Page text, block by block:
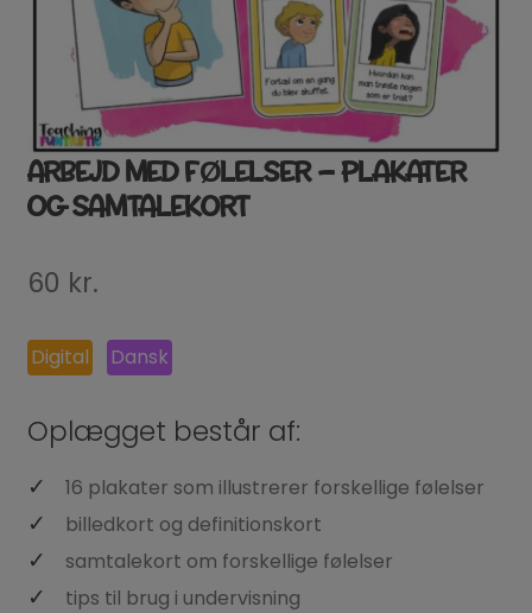
ARBEJD MED FØLELSER – PLAKATER
OG SAMTALEKORT
60 kr.
Digital Dansk
Oplægget består af:
16 plakater som illustrerer forskellige følelser
billedkort og definitionskort
samtalekort om forskellige følelser
tips til brug i undervisning